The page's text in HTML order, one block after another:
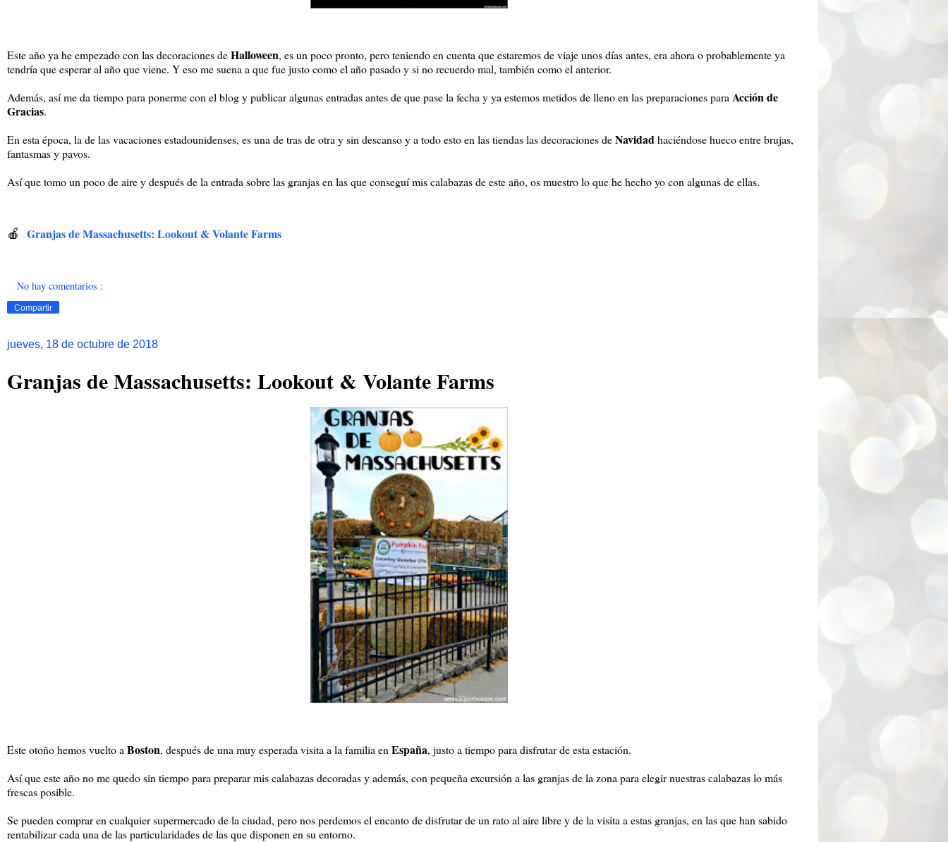
Este año ya he empezado con las decoraciones deHalloween, es un poco pronto, pero teniendo en cuenta que estaremos de viaje unos días antes, era ahora o probablemente ya
tendría que esperar al año que viene. Y eso me suena a que fue justo como el año pasado y si no recuerdo mal, también como el anterior.
Además, así me da tiempo para ponerme con el blog y publicar algunas entradas antes de que pase la fecha y ya estemos metidos de lleno en las preparaciones para Acción de
Gracias.
En esta época, la de las vacaciones estadounidenses, es una de tras de otra y sin descanso y a todo esto en las tiendas las decoraciones deNavidadhaciéndose hueco entre brujas,
fantasmas y pavos.
Así que tomo un poco de aire y después de la entrada sobre las granjas en las que conseguí mis calabazas de este año, os muestro lo que he hecho yo con algunas de ellas.
🍎 Granjas de Massachusetts: Lookout & Volante Farms
No hay comentarios :
Compartir
jueves, 18 de octubre de 2018
Granjas de Massachusetts: Lookout & Volante Farms
Este otoño hemos vuelto a Boston, después de una muy esperada visita a la familia en España, justo a tiempo para disfrutar de esta estación.
Así que este año no me quedo sin tiempo para preparar mis calabazas decoradas y además, con pequeña excursión a las granjas de la zona para elegir nuestras calabazas lo más
frescas posible.
Se pueden comprar en cualquier supermercado de la ciudad, pero nos perdemos el encanto de disfrutar de un rato al aire libre y de la visita a estas granjas, en las que han sabido
rentabilizar cada una de las particularidades de las que disponen en su entorno.